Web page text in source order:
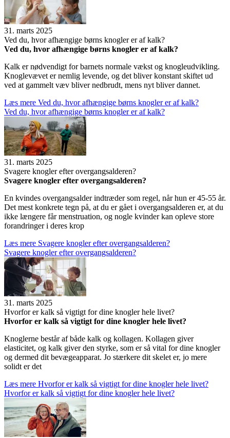
31. marts 2025
Ved du, hvor afhæn­gige børns knog­ler er af kalk?
Ved du, hvor afhæn­gige børns knog­ler er af kalk?
Kalk er nødvendigt for barnets normale vækst og knogleudvikling.
Knoglevævet er nemlig levende, og det bliver konstant skiftet ud
ved at gammelt væv bliver nedbrudt, mens nyt bliver dannet.
Læs mere Ved du, hvor afhæn­gige børns knog­ler er af kalk?
Ved du, hvor afhæn­gige børns knog­ler er af kalk?
31. marts 2025
Sva­gere knog­ler efter over­gangs­al­de­ren?
Sva­gere knog­ler efter over­gangs­al­de­ren?
En kvindes overgangsalder indtræder som regel, når hun er 45-55 år.
Det mest konkrete tegn på, at du er gået i overgangsalderen er, at du
ikke længere får menstruation, og nogle kvinder kan opleve store
forandringer i deres krop
Læs mere Sva­gere knog­ler efter over­gangs­al­de­ren?
Sva­gere knog­ler efter over­gangs­al­de­ren?
31. marts 2025
Hvor­for er kalk så vig­tigt for dine knog­ler hele livet?
Hvor­for er kalk så vig­tigt for dine knog­ler hele livet?
Knoglerne består af både kalk og kollagen. Kollagen giver
elasticitet, og kalk giver den styrke, som er så vital for dine knogler
og dermed dit bevægeapparat. Jo stærkere dit skelet er, jo mere
solidt er det
Læs mere Hvor­for er kalk så vig­tigt for dine knog­ler hele livet?
Hvor­for er kalk så vig­tigt for dine knog­ler hele livet?